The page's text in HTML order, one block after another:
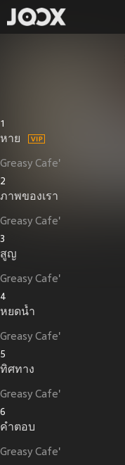
1
หาย
Greasy Cafe'
2
ภาพของเรา
Greasy Cafe'
3
สูญ
Greasy Cafe'
4
หยดน้ำ
Greasy Cafe'
5
ทิศทาง
Greasy Cafe'
6
คำตอบ
Greasy Cafe'